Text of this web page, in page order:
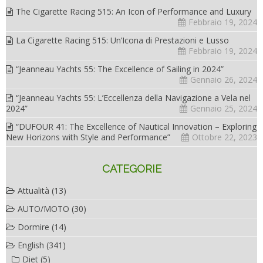
The Cigarette Racing 515: An Icon of Performance and Luxury
Febbraio 19, 2024
La Cigarette Racing 515: Un’Icona di Prestazioni e Lusso
Febbraio 19, 2024
“Jeanneau Yachts 55: The Excellence of Sailing in 2024”
Gennaio 26, 2024
“Jeanneau Yachts 55: L’Eccellenza della Navigazione a Vela nel
2024”
Gennaio 25, 2024
“DUFOUR 41: The Excellence of Nautical Innovation – Exploring
New Horizons with Style and Performance”
Ottobre 22, 2023
CATEGORIE
Attualità (13)
AUTO/MOTO (30)
Dormire (14)
English (341)
Diet (5)